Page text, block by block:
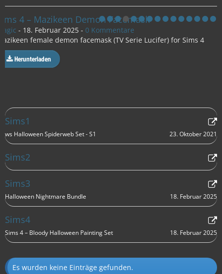
Evil Clown facepaint
Magic-18. Februar 2025-0 Kommentare
Facemakeup by Nowa24
Herunterladen
Sims1
ws Halloween Spiderweb Set - S1 23. Oktober 2021
Sims2
Sims3
Halloween Nightmare Bundle 18. Februar 2025
Sims4
Sims 4 – Bloody Halloween Painting Set 18. Februar 2025
Es wurden keine Einträge gefunden.